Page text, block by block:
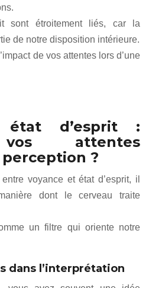
sont étroitement liés, car la
de notre disposition intérieure.
de vos attentes lors d’une
état d’esprit :
attentes
?
voyance et état d’esprit, il
dont le cerveau traite
un filtre qui oriente notre
dans l’interprétation